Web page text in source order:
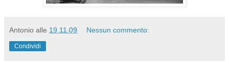
Antonio alle 19.11.09 Nessun commento:
Condividi